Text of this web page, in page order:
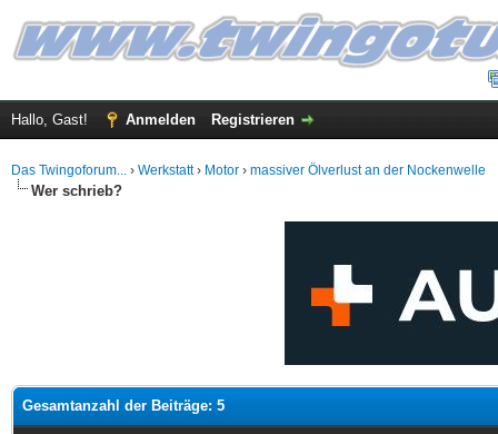
Hallo, Gast! Anmelden Registrieren
Das Twingoforum... › Werkstatt› Motor › massiver Ölverlust an der Nockenwelle
Wer schrieb?
Gesamtanzahl der Beiträge: 5